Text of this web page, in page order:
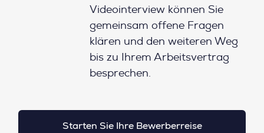
Videointerview können Sie
gemeinsam offene Fragen
klären und den weiteren Weg
bis zu Ihrem Arbeitsvertrag
besprechen.
Starten Sie Ihre Bewerberreise